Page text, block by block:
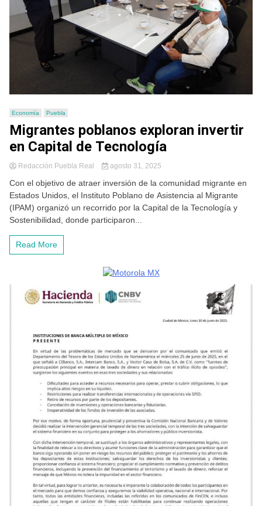
Economía Puebla
Migrantes poblanos exploran invertir
en Capital de Tecnología
Redacción Puebla Real agosto 31, 2025
Con el objetivo de atraer inversión de la comunidad migrante en
Estados Unidos, el Instituto Poblano de Asistencia al Migrante
(IPAM) organizó un recorrido por la Capital de la Tecnología y
Sostenibilidad, donde participaron...
Read More